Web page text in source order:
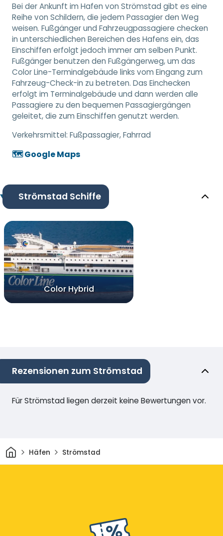
Bei der Ankunft im Hafen von Strömstad gibt es eine
Reihe von Schildern, die jedem Passagier den Weg
weisen. Fußgänger und Fahrzeugpassagiere checken
in unterschiedlichen Bereichen des Hafens ein, das
Einschiffen erfolgt jedoch immer am selben Punkt.
Fußgänger benutzen den Fußgängerweg, um das
Color Line-Terminalgebäude links vom Eingang zum
Fahrzeug-Check-in zu betreten. Das Einchecken
erfolgt im Terminalgebäude und dann werden alle
Passagiere zu den bequemen Passagiergängen
geleitet, die zum Einschiffen genutzt werden.
Verkehrsmittel: Fußpassagier, Fahrrad
🗺️ Google Maps
Strömstad Schiffe
Color Hybrid
Rezensionen zum Strömstad
Für Strömstad liegen derzeit keine Bewertungen vor.
HeimHäfen Strömstad